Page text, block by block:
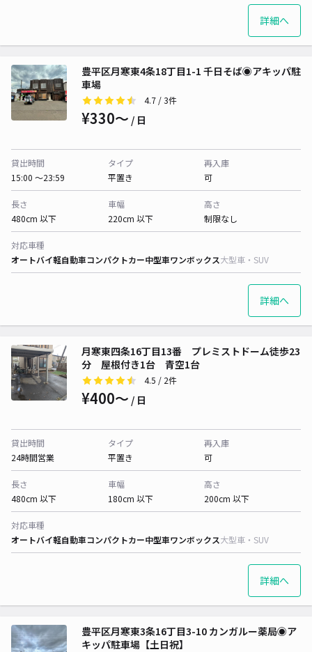
詳細へ
豊平区月寒東4条18丁目1-1 千日そば◉アキッパ駐
車場
4.7 / 3件
¥330〜 / 日
貸出時間
15:00 〜23:59
タイプ
平置き
再入庫
可
長さ
480cm 以下
車幅
220cm 以下
高さ
制限なし
対応車種
オートバイ軽自動車コンパクトカー中型車ワンボックス大型車・SUV
詳細へ
月寒東四条16丁目13番 プレミストドーム徒歩23
分 屋根付き1台 青空1台
4.5 / 2件
¥400〜 / 日
貸出時間
24時間営業
タイプ
平置き
再入庫
可
長さ
480cm 以下
車幅
180cm 以下
高さ
200cm 以下
対応車種
オートバイ軽自動車コンパクトカー中型車ワンボックス大型車・SUV
詳細へ
豊平区月寒東3条16丁目3-10 カンガルー薬局◉ア
キッパ駐車場【土日祝】